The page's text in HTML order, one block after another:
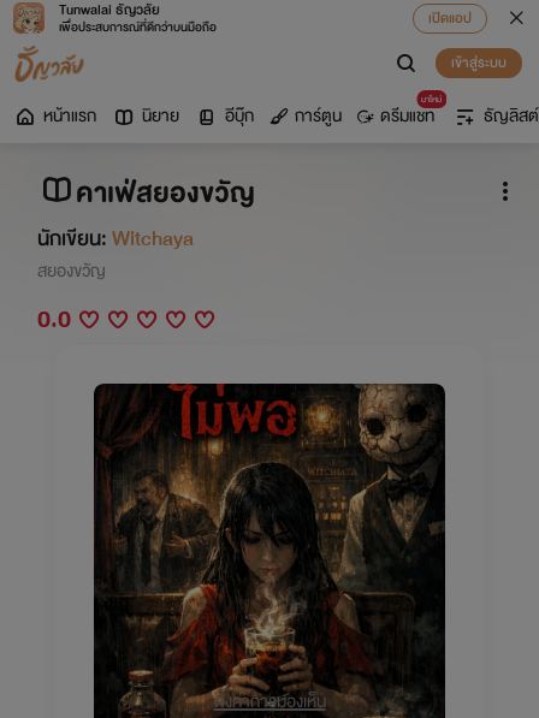
Tunwalai ธัญวลัย
เพื่อประสบการณ์ที่ดีกว่าบนมือถือ
เปิดแอป
เข้าสู่ระบบ
หน้าแรก นิยาย อีบุ๊ก การ์ตูน
มาใหม่
ดรีมแชท ธัญลิสต์
คาเฟ่สยองขวัญ
นักเขียน:Witchaya
สยองขวัญ
0.0
ตั้งค่าการมองเห็น